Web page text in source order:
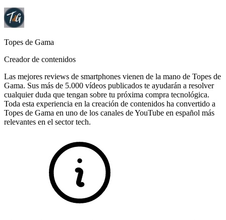
Topes de Gama
Creador de contenidos
Las mejores reviews de smartphones vienen de la mano de Topes de
Gama. Sus más de 5.000 vídeos publicados te ayudarán a resolver
cualquier duda que tengan sobre tu próxima compra tecnológica.
Toda esta experiencia en la creación de contenidos ha convertido a
Topes de Gama en uno de los canales de YouTube en español más
relevantes en el sector tech.